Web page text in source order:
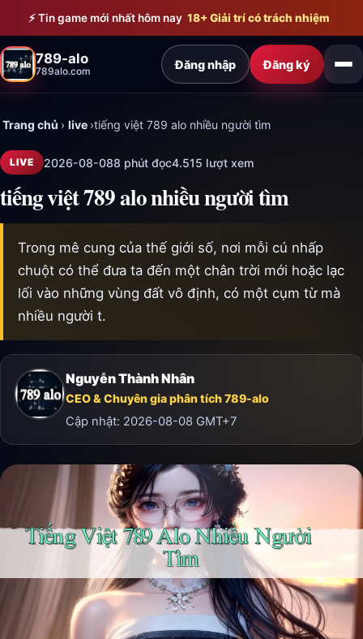
Bỏ qua đến nội dung chính
⚡ Tin game mới nhất hôm nay 18+ Giải trí có trách nhiệm
789-alo
789alo.com Đăng nhập Đăng ký
Trang chủ › live ›tiếng việt 789 alo nhiều người tìm
LIVE 2026-08-088 phút đọc4.515 lượt xem
tiếng việt 789 alo nhiều người tìm
Trong mê cung của thế giới số, nơi mỗi cú nhấp
chuột có thể đưa ta đến một chân trời mới hoặc lạc
lối vào những vùng đất vô định, có một cụm từ mà
nhiều người t.
Nguyễn Thành Nhân
CEO & Chuyên gia phân tích 789-alo
Cập nhật: 2026-08-08 GMT+7